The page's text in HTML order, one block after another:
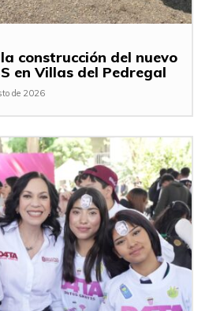
construcción del nuevo
en Villas del Pedregal
de 2026